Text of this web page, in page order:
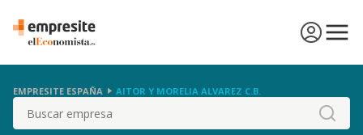
EMPRESITE ESPAÑA AITOR Y MORELIA ALVAREZ C.B.
Buscar